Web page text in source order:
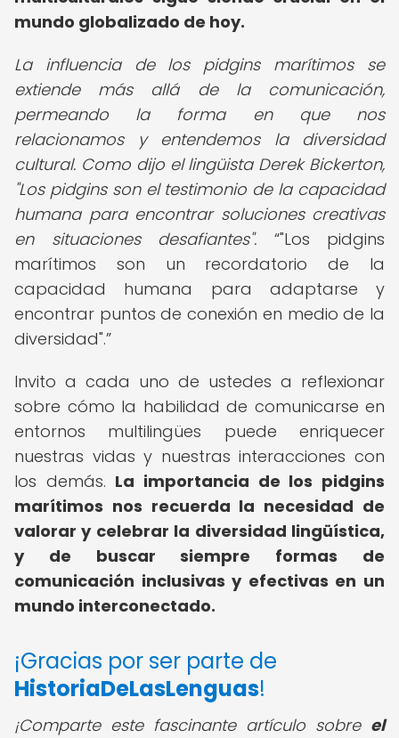
mundo globalizado de hoy.
La influencia de los pidgins marítimos se
extiende más allá de la comunicación,
permeando la forma en que nos
relacionamos y entendemos la diversidad
cultural. Como dijo el lingüista Derek Bickerton,
"Los pidgins son el testimonio de la capacidad
humana para encontrar soluciones creativas
en situaciones desafiantes".
"Los pidgins
marítimos son un recordatorio de la
capacidad humana para adaptarse y
encontrar puntos de conexión en medio de la
diversidad".
Invito a cada uno de ustedes a reflexionar
sobre cómo la habilidad de comunicarse en
entornos multilingües puede enriquecer
nuestras vidas y nuestras interacciones con
los demás. La importancia de los pidgins
marítimos nos recuerda la necesidad de
valorar y celebrar la diversidad lingüística,
y de buscar siempre formas de
comunicación inclusivas y efectivas en un
mundo interconectado.
¡Gracias por ser parte de
HistoriaDeLasLenguas!
¡Comparte este fascinante artículo sobre el